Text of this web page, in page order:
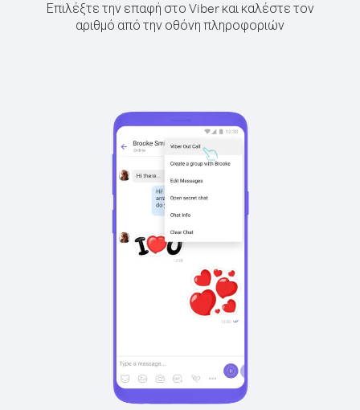
Επιλέξτε την επαφή στο Viber και καλέστε τον
αριθμό από την οθόνη πληροφοριών